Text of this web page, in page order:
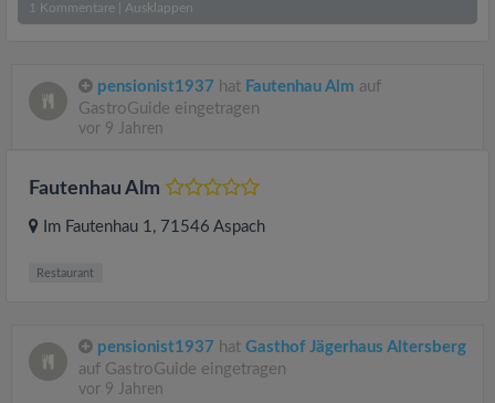
1 Kommentare Ausklappen
pensionist1937 hat Fautenhau Alm auf
GastroGuide eingetragen
vor 9 Jahren
Fautenhau Alm
Im Fautenhau 1, 71546 Aspach
Restaurant
pensionist1937 hat Gasthof Jägerhaus Altersberg
auf GastroGuide eingetragen
vor 9 Jahren